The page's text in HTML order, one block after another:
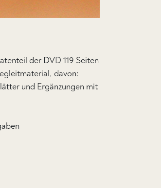
der DVD 119 Seiten
davon:
und Ergänzungen mit